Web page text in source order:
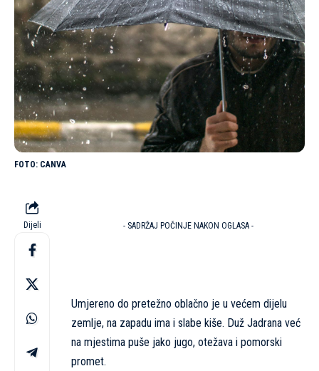
CANVA
Dijeli - SADRŽAJ POČINJE NAKON OGLASA -
Umjereno do pretežno oblačno je u većem dijelu
zemlje, na zapadu ima i slabe kiše. Duž Jadrana već
na mjestima puše jako jugo, otežava i pomorski
promet.